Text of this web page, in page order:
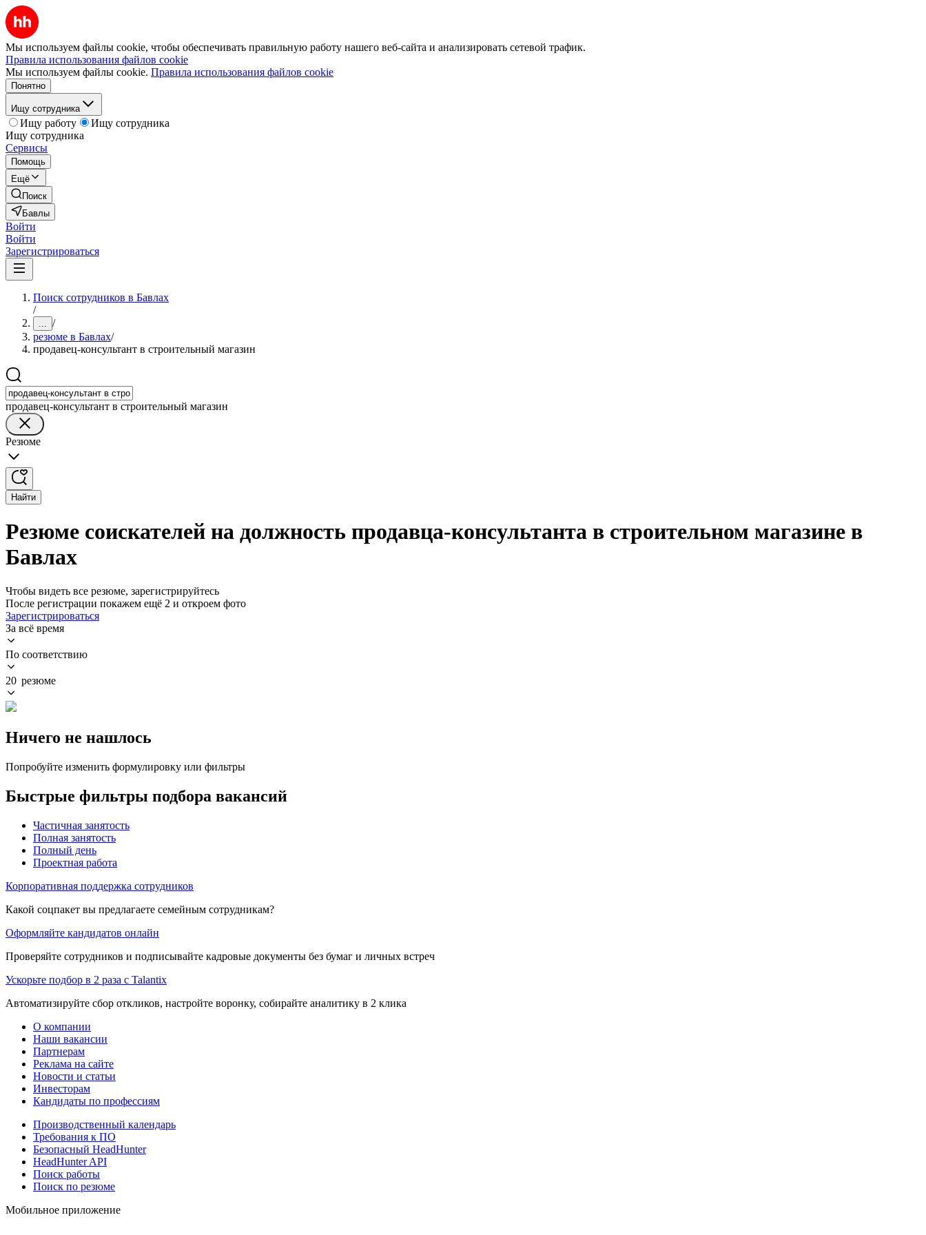
Мы используем файлы cookie, чтобы обеспечивать правильную работу нашего веб-сайта и анализировать сетевой трафик.
Правила использования файлов cookie
Мы используем файлы cookie. Правила использования файлов cookie
Понятно
Ищу сотрудника
Ищу работу
Ищу сотрудника
Ищу сотрудника
Сервисы
Помощь
Ещё
Поиск
Бавлы
Войти
Войти
Зарегистрироваться
Поиск сотрудников в Бавлах
/
... /
резюме в Бавлах/
продавец-консультант в строительный магазин
продавец-консультант в строительный магазин
Резюме
Найти
Резюме соискателей на должность продавца-консультанта в строительном магазине в
Бавлах
Чтобы видеть все резюме, зарегистрируйтесь
После регистрации покажем ещё 2 и откроем фото
Зарегистрироваться
За всё время
По соответствию
20 резюме
Ничего не нашлось
Попробуйте изменить формулировку или фильтры
Быстрые фильтры подбора вакансий
Частичная занятость
Полная занятость
Полный день
Проектная работа
Корпоративная поддержка сотрудников
Какой соцпакет вы предлагаете семейным сотрудникам?
Оформляйте кандидатов онлайн
Проверяйте сотрудников и подписывайте кадровые документы без бумаг и личных встреч
Ускорьте подбор в 2 раза с Talantix
Автоматизируйте сбор откликов, настройте воронку, собирайте аналитику в 2 клика
О компании
Наши вакансии
Партнерам
Реклама на сайте
Новости и статьи
Инвесторам
Кандидаты по профессиям
Производственный календарь
Требования к ПО
Безопасный HeadHunter
HeadHunter API
Поиск работы
Поиск по резюме
Мобильное приложение